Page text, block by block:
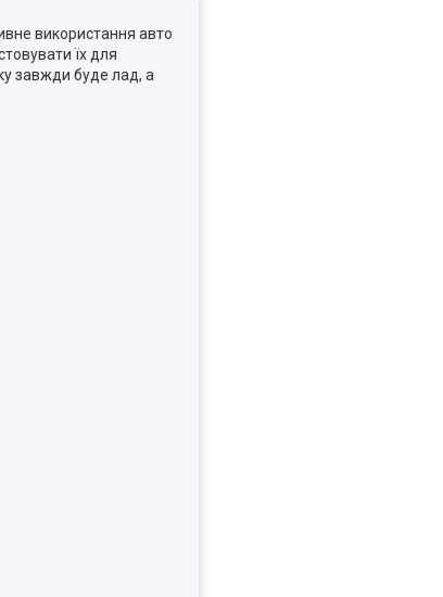
використання авто
їх для
завжди буде лад, а